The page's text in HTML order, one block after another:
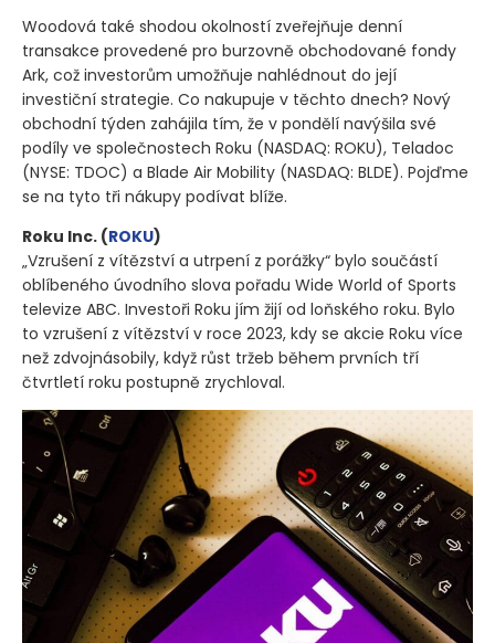
Woodová také shodou okolností zveřejňuje denní
transakce provedené pro burzovně obchodované fondy
Ark, což investorům umožňuje nahlédnout do její
investiční strategie. Co nakupuje v těchto dnech? Nový
obchodní týden zahájila tím, že v pondělí navýšila své
podíly ve společnostech Roku (NASDAQ: ROKU), Teladoc
(NYSE: TDOC) a Blade Air Mobility (NASDAQ: BLDE). Pojďme
se na tyto tři nákupy podívat blíže.
Roku Inc. (ROKU)
„Vzrušení z vítězství a utrpení z porážky“ bylo součástí
oblíbeného úvodního slova pořadu Wide World of Sports
televize ABC. Investoři Roku jím žijí od loňského roku. Bylo
to vzrušení z vítězství v roce 2023, kdy se akcie Roku více
než zdvojnásobily, když růst tržeb během prvních tří
čtvrtletí roku postupně zrychloval.